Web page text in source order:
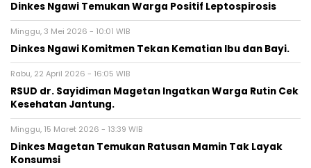
Dinkes Ngawi Temukan Warga Positif Leptospirosis
Minggu, 3 Mei 2026 - 10:01 WIB
Dinkes Ngawi Komitmen Tekan Kematian Ibu dan Bayi.
Rabu, 22 April 2026 - 16:05 WIB
RSUD dr. Sayidiman Magetan Ingatkan Warga Rutin Cek
Kesehatan Jantung.
Minggu, 15 Maret 2026 - 13:39 WIB
Dinkes Magetan Temukan Ratusan Mamin Tak Layak
Konsumsi